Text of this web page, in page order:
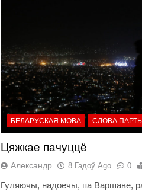
БЕЛАРУСКАЯ МОВА СЛОВА
Цяжкае пачуццё
Александр 8 Гадоў Ago 0
Гуляючы, надоечы, па Варшаве,